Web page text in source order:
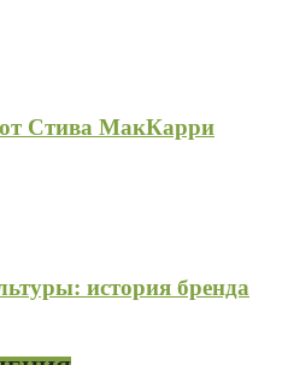
Стива МакКарри
история бренда